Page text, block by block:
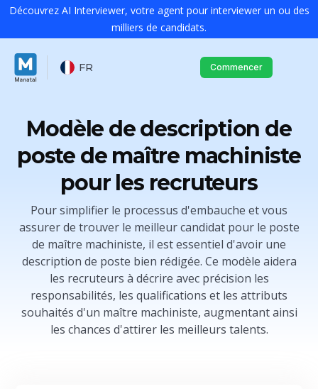
Découvrez AI Interviewer, votre agent pour interviewer un ou des
milliers de candidats.
FR Commencer
Modèle de description de
poste de maître machiniste
pour les recruteurs
Pour simplifier le processus d'embauche et vous
assurer de trouver le meilleur candidat pour le poste
de maître machiniste, il est essentiel d'avoir une
description de poste bien rédigée. Ce modèle aidera
les recruteurs à décrire avec précision les
responsabilités, les qualifications et les attributs
souhaités d'un maître machiniste, augmentant ainsi
les chances d'attirer les meilleurs talents.